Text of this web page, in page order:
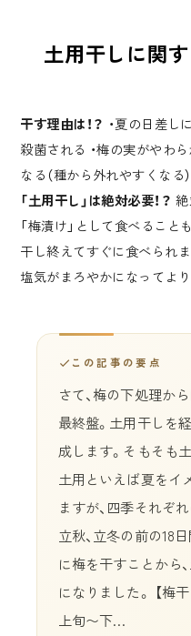
土用干しに関
干す理由は！？ ・夏の日差し
殺菌される ・梅の実がやわ
なる（種から外れやすくなる
「土用干し」は絶対必要！？
「梅漬け」として食べること
干し終えてすぐに食べられ
塩気がまろやかになってよ
この記事の要点
さて、梅の下処理か
最終盤。土用干しを
成します。そもそも
土用といえば夏をイ
ますが、四季それぞ
立秋、立冬の前の18
に梅を干すことから
になりました。 【
上旬〜下…